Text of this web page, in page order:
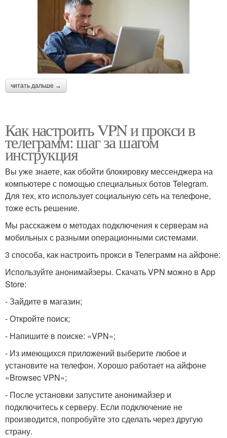
читать дальше →
Как настроить VPN и прокси в
телеграмм: шаг за шагом
инструкция
Вы уже знаете, как обойти блокировку мессенджера на
компьютере с помощью специальных ботов Telegram.
Для тех, кто использует социальную сеть на телефоне,
тоже есть решение.
Мы расскажем о методах подключения к серверам на
мобильных с разными операционными системами.
3 способа, как настроить прокси в Телеграмм на айфоне:
Используйте анонимайзеры. Скачать VPN можно в App
Store:
- Зайдите в магазин;
- Откройте поиск;
- Напишите в поиске: «VPN»;
- Из имеющихся приложений выберите любое и
установите на телефон. Хорошо работает на айфоне
«Browsec VPN»;
- После установки запустите анонимайзер и
подключитесь к серверу. Если подключение не
производится, попробуйте это сделать через другую
страну.